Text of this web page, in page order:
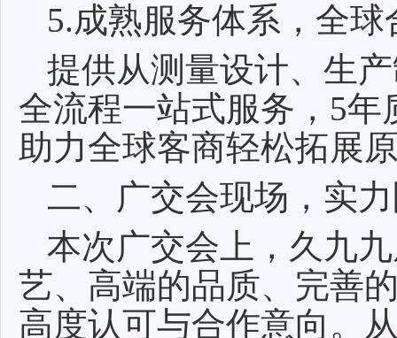
5.成熟服务体系，全球
提供从测量设计、生
全流程一站式服务，5
助力全球客商轻松拓展
二、广交会现场，实
本次广交会上，久九
艺、高端的品质、完善
高度认可与合作意向。